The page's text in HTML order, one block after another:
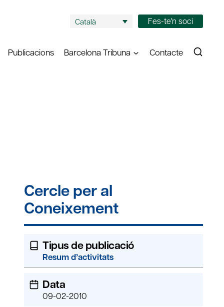
Català Fes-te'n soci
Publicacions Barcelona Tribuna Contacte
Cercle per al
Coneixement
Tipus de publicació
Resum d’activitats
Data
09-02-2010